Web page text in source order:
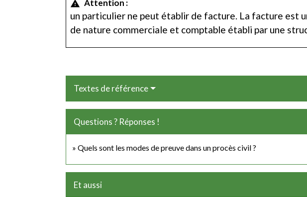
warning Attention :
un particulier ne peut établir de facture. La facture est
de nature commerciale et comptable établi par une
Textes de référence
Questions ? Réponses !
Quels sont les modes de preuve dans un procès civil ?
Et aussi